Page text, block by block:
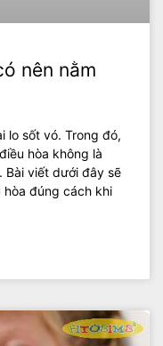
nên nằm
lo sốt vó. Trong đó,
hòa không là
Bài viết dưới đây sẽ
đúng cách khi